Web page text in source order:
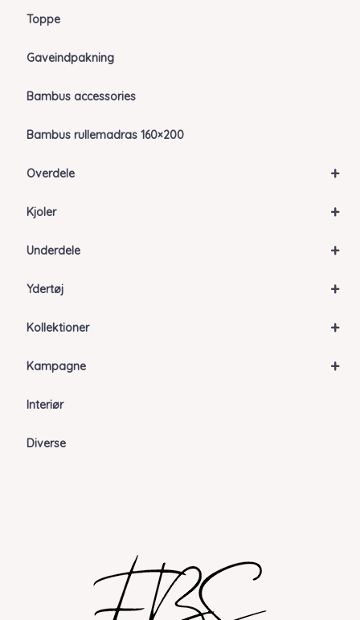
Toppe
Gaveindpakning
Bambus accessories
Bambus rullemadras 160×200
+
Overdele
+
Kjoler
+
Underdele
+
Ydertøj
+
Kollektioner
+
Kampagne
Interiør
Diverse